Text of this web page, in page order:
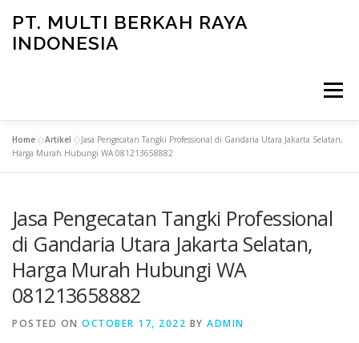
content
PT. MULTI BERKAH RAYA
INDONESIA
Menu
CONTACT
Home »Artikel »Jasa Pengecatan Tangki Professional di Gandaria Utara Jakarta Selatan,
Harga Murah Hubungi WA 081213658882
Jasa Pengecatan Tangki Professional
di Gandaria Utara Jakarta Selatan,
Harga Murah Hubungi WA
081213658882
POSTED ON OCTOBER 17, 2022 BY ADMIN